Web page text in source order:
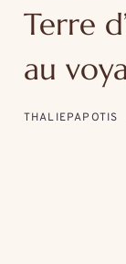
Terre
au
THALIEPAPOTIS